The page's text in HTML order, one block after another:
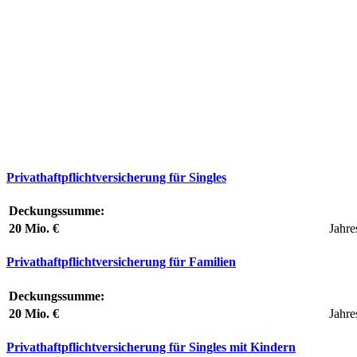
Privathaftpflichtversicherung für Singles
Deckungssumme:
20 Mio. €
Privathaftpflichtversicherung für Familien
Deckungssumme:
20 Mio. €
Privathaftpflichtversicherung für Singles mit Kindern